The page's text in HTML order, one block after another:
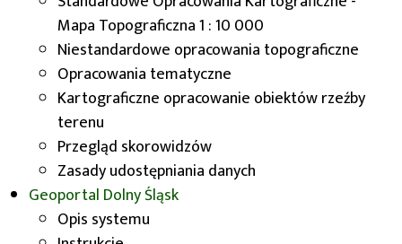
Mapa Topograficzna 1 : 10 000
Niestandardowe opracowania topograficzne
Opracowania tematyczne
Kartograficzne opracowanie obiektów rzeźby
terenu
Przegląd skorowidzów
Zasady udostępniania danych
Geoportal Dolny Śląsk
Opis systemu
Odpłatne
Nieodpłatne